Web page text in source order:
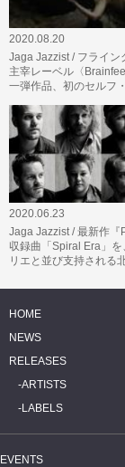
2020.08.20
Jaga Jazzist / フライン
主宰レーベル〈
一弾作品、初のセルフ
2020.06.23
Jaga Jazzist / 最新作『
収録曲「Spiral Era」を
リエと並び支持される
HOME
NEWS
RELEASES
ARTISTS
LABELS
EVENTS